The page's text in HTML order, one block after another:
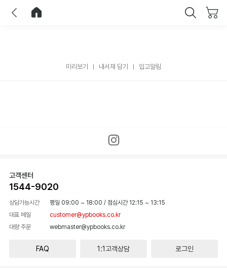
미리보기 내서재 담기 입고알림
고객센터
1544-9020
상담가능시간 평일 09:00 ~ 18:00 / 점심시간 12:15 ~ 13:15
대표 메일
customer@ypbooks.co.kr
대량 주문
webmaster@ypbooks.co.kr
FAQ 1:1고객상담 로그인